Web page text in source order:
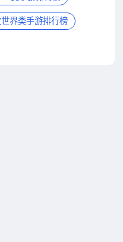
界类手游排行榜